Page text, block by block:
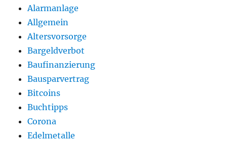
Alarmanlage
Allgemein
Altersvorsorge
Bargeldverbot
Baufinanzierung
Bausparvertrag
Bitcoins
Buchtipps
Corona
Edelmetalle